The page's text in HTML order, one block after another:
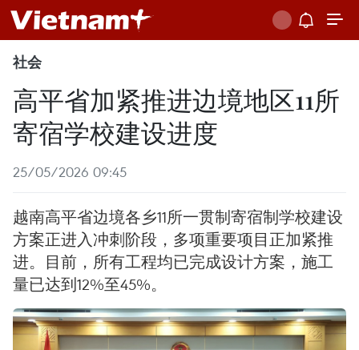
社会
高平省加紧推进边境地区11所
寄宿学校建设进度
25/05/2026 09:45
越南高平省边境各乡11所一贯制寄宿制学校建设
方案正进入冲刺阶段，多项重要项目正加紧推
进。目前，所有工程均已完成设计方案，施工
量已达到12%至45%。